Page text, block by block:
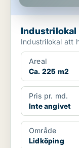
Industrilokal
Industrilokal att
Areal
Ca. 225 m2
Pris pr. md.
Inte angivet
Område
Lidköping